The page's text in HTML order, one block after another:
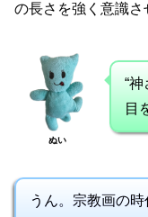
の長さを強く意識さ
ぬい
“
目
うん。宗教画の